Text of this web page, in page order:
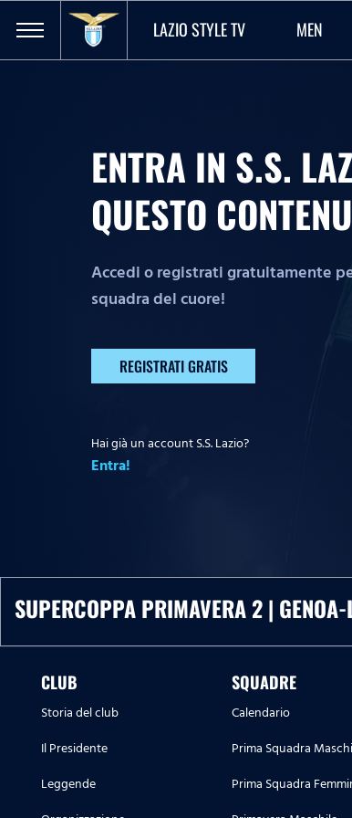
LAZIO STYLE TV MEN
ENTRA IN S.S.
QUESTO
Accedi o registrati gratuitamente
squadra del cuore!
REGISTRATI GRATIS
Hai già un account S.S. Lazio?
Entra!
SUPERCOPPA PRIMAVERA 2 |
CLUB
Storia del club
Il Presidente
Leggende
SQUADRE
Calendario
Prima Squadra
Prima Squadra